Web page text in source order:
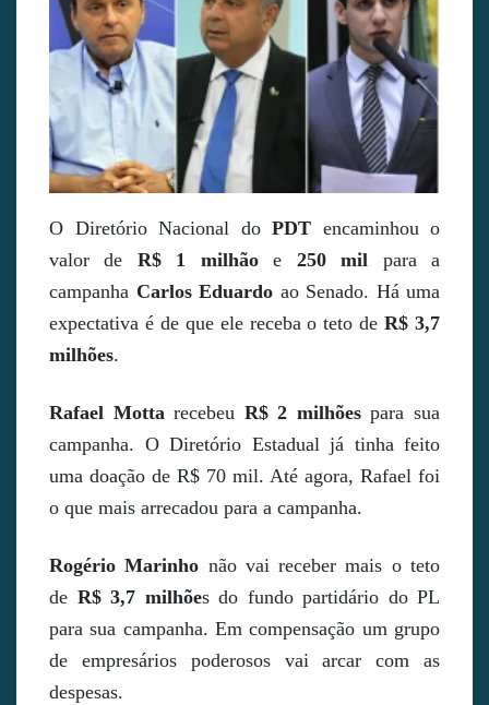
O Diretório Nacional doPDT encaminhou o
valor de R$ 1 milhãoe 250 mil para a
campanha Carlos Eduardo ao Senado. Há uma
expectativa é de que ele receba o teto deR$ 3,7
milhões.
Rafael Mottarecebeu R$ 2 milhõespara sua
campanha. O Diretório Estadual já tinha feito
uma doação de R$ 70 mil. Até agora, Rafael foi
o que mais arrecadou para a campanha.
Rogério Marinho não vai receber mais o teto
de R$ 3,7 milhões do fundo partidário do PL
para sua campanha. Em compensação um grupo
de empresários poderosos vai arcar com as
despesas.